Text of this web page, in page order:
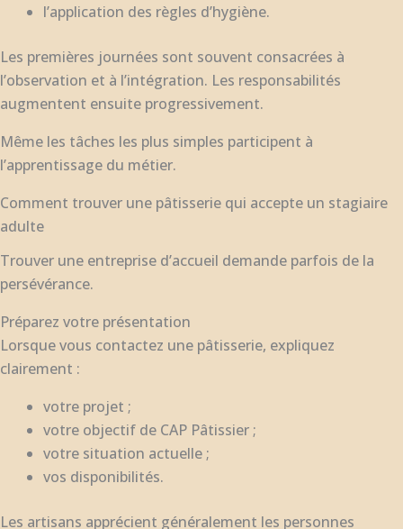
l’application des règles d’hygiène.
Les premières journées sont souvent consacrées à
l’observation et à l’intégration. Les responsabilités
augmentent ensuite progressivement.
Même les tâches les plus simples participent à
l’apprentissage du métier.
Comment trouver une pâtisserie qui accepte un stagiaire
adulte
Trouver une entreprise d’accueil demande parfois de la
persévérance.
Préparez votre présentation
Lorsque vous contactez une pâtisserie, expliquez
clairement :
votre projet ;
votre objectif de CAP Pâtissier ;
votre situation actuelle ;
vos disponibilités.
Les artisans apprécient généralement les personnes